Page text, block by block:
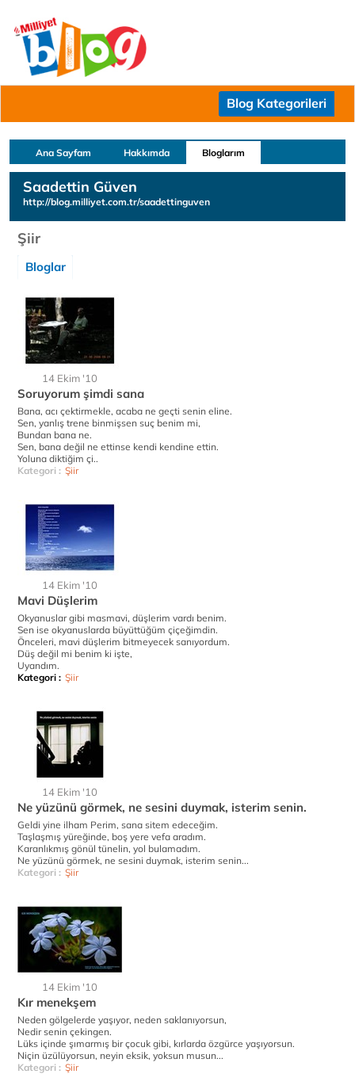
Blog Kategorileri
Ana Sayfam Hakkımda Bloglarım
Saadettin Güven
http://blog.milliyet.com.tr/saadettinguven
Şiir
Bloglar
14 Ekim '10
Soruyorum şimdi sana
Bana, acı çektirmekle, acaba ne geçti senin eline.
Sen, yanlış trene binmişsen suç benim mi,
Bundan bana ne.
Sen, bana değil ne ettinse kendi kendine ettin.
Yoluna diktiğim çi..
Kategori : Şiir
14 Ekim '10
Mavi Düşlerim
Okyanuslar gibi masmavi, düşlerim vardı benim.
Sen ise okyanuslarda büyüttüğüm çiçeğimdin.
Önceleri, mavi düşlerim bitmeyecek sanıyordum.
Düş değil mi benim ki işte,
Uyandım.
Kategori : Şiir
14 Ekim '10
Ne yüzünü görmek, ne sesini duymak, isterim senin.
Geldi yine ilham Perim, sana sitem edeceğim.
Taşlaşmış yüreğinde, boş yere vefa aradım.
Karanlıkmış gönül tünelin, yol bulamadım.
Ne yüzünü görmek, ne sesini duymak, isterim senin...
Kategori : Şiir
14 Ekim '10
Kır menekşem
Neden gölgelerde yaşıyor, neden saklanıyorsun,
Nedir senin çekingen.
Lüks içinde şımarmış bir çocuk gibi, kırlarda özgürce yaşıyorsun.
Niçin üzülüyorsun, neyin eksik, yoksun musun...
Kategori : Şiir